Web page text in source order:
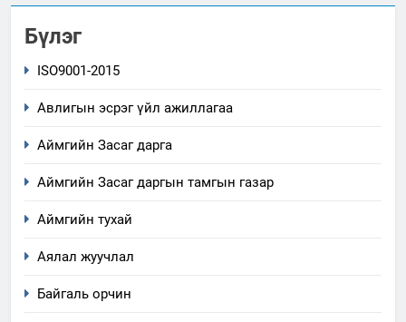
Бүлэг
ISO9001-2015
Авлигын эсрэг үйл ажиллагаа
Аймгийн Засаг дарга
Аймгийн Засаг даргын тамгын газар
Аймгийн тухай
Аялал жуучлал
Байгаль орчин